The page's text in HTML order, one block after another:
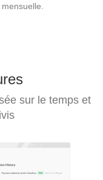
sur le temps et